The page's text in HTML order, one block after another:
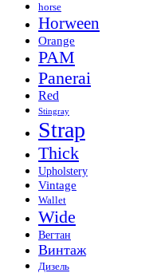
horse
Horween
Orange
PAM
Panerai
Red
Stingray
Strap
Thick
Upholstery
Vintage
Wallet
Wide
Вегтан
Винтаж
Дизель